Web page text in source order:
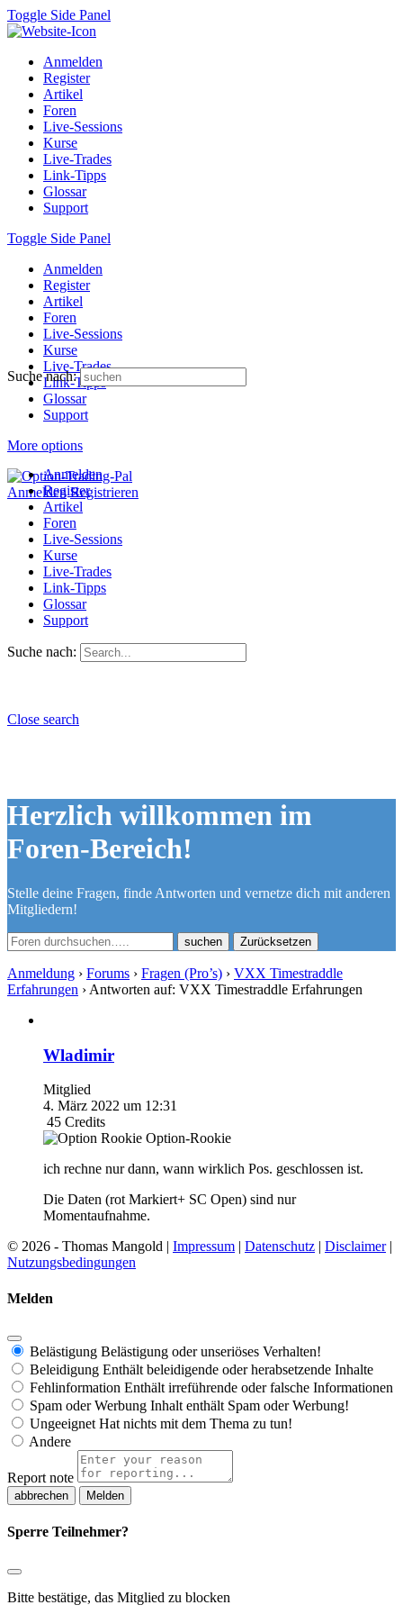
Toggle Side Panel
Anmelden
Register
Artikel
Foren
Live-Sessions
Kurse
Live-Trades
Link-Tipps
Glossar
Support
Toggle Side Panel
Anmelden
Register
Artikel
Foren
Live-Sessions
Kurse
Live-Trades
Link-Tipps
Glossar
Support
More options
Anmelden Registrieren
Suche nach:
Anmelden
Register
Artikel
Foren
Live-Sessions
Kurse
Live-Trades
Link-Tipps
Glossar
Support
Suche nach:
Close search
Herzlich willkommen im
Foren-Bereich!
Stelle deine Fragen, finde Antworten und vernetze dich mit anderen
Mitgliedern!
Zurücksetzen
Anmeldung › Forums › Fragen (Pro’s) › VXX Timestraddle
Erfahrungen › Antworten auf: VXX Timestraddle Erfahrungen
Wladimir
Mitglied
4. März 2022 um 12:31
45 Credits
Option-Rookie
ich rechne nur dann, wann wirklich Pos. geschlossen ist.
Die Daten (rot Markiert+ SC Open) sind nur
Momentaufnahme.
© 2026 - Thomas Mangold | Impressum | Datenschutz | Disclaimer|
Nutzungsbedingungen
Melden
Belästigung Belästigung oder unseriöses Verhalten!
Beleidigung Enthält beleidigende oder herabsetzende Inhalte
Fehlinformation Enthält irreführende oder falsche Informationen
Spam oder Werbung Inhalt enthält Spam oder Werbung!
Ungeeignet Hat nichts mit dem Thema zu tun!
Andere
Report note
Melden
Sperre Teilnehmer?
Bitte bestätige, das Mitglied zu blocken